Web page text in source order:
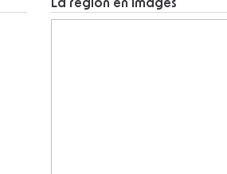
La région en images